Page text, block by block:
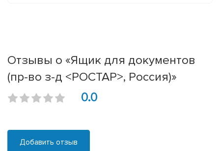
Отзывы о «Ящик для документов
(пр-во з-д <РОСТАР>, Россия)»
0.0
Добавить отзыв